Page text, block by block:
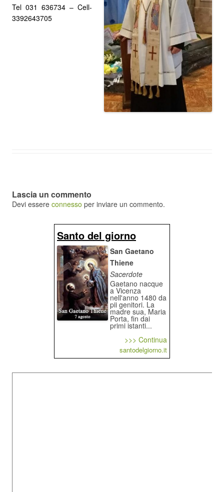
Tel 031 636734 – Cell-
3392643705
Lascia un commento
Devi essere connesso per inviare un commento.
Santo del giorno
San Gaetano
Thiene
Sacerdote
Gaetano nacque
a Vicenza
nell'anno 1480 da
pii genitori. La
madre sua, Maria
Porta, fin dai
primi istanti...
>>> Continua
santodelgiorno.it